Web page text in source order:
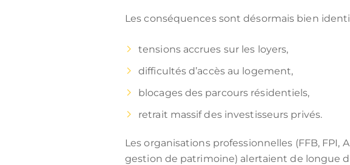
Les conséquences sont désormais bien
tensions accrues sur les loyers,
difficultés d’accès au logement,
blocages des parcours résidentiels,
retrait massif des investisseurs privés.
Les organisations professionnelles (FFB, FPI,
gestion de patrimoine) alertaient de longue